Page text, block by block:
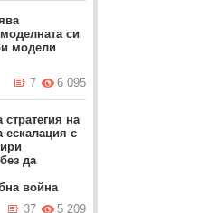
си
модели
6 095
7
стратегия на
ескалация с
да
война
5 209
37